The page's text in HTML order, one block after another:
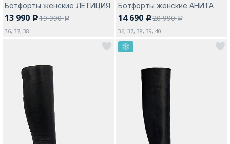
Да, все верно Изменить город
Покупателям
Ботфорты женские ЛЕТИЦИЯ
13 990 c19 990a
36, 37, 38
Ботфорты женские АНИТА
14 690 c20 990a
36, 37, 38, 39, 40